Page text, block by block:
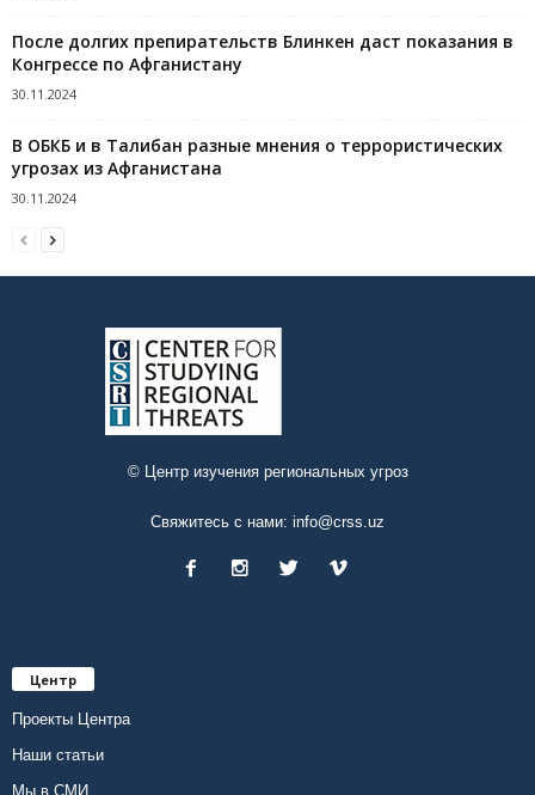
После долгих препирательств Блинкен даст показания в
Конгрессе по Афганистану
30.11.2024
В ОБКБ и в Талибан разные мнения о террористических
угрозах из Афганистана
30.11.2024
© Центр изучения региональных угроз
Свяжитесь с нами: info@crss.uz
Центр
Проекты Центра
Наши статьи
Мы в СМИ